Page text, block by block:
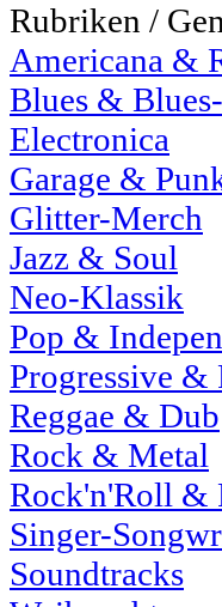
Rubriken /
Americana &
Blues &
Electronica
Garage &
Glitter-Merch
Jazz & Soul
Neo-Klassik
Pop &
Progressive &
Reggae & Dub
Rock & Metal
Rock'n'Roll &
Singer-
Soundtracks